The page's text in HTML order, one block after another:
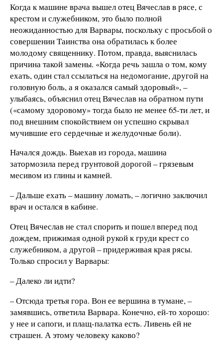
Когда к машине врача вышел отец Вячеслав в рясе, с
крестом и служебником, это было полной
неожиданностью для Варвары, поскольку с просьбой о
совершении Таинства она обратилась к более
молодому священнику. Потом, правда, выяснилась
причина такой замены. «Когда речь зашла о том, кому
ехать, один стал ссылаться на недомогание, другой на
головную боль, а я оказался самый здоровый», –
улыбаясь, объяснил отец Вячеслав на обратном пути
(«самому здоровому» тогда было не менее 65-ти лет, и
под внешним спокойствием он успешно скрывал
мучившие его сердечные и желудочные боли).
Начался дождь. Выехав из города, машина
затормозила перед грунтовой дорогой – грязевым
месивом из глины и камней.
– Дальше ехать – машину ломать, – логично заключил
врач и остался в кабине.
Отец Вячеслав не стал спорить и пошел вперед под
дождем, прижимая одной рукой к груди крест со
служебником, а другой – придерживая края рясы.
Только спросил у Варвары:
– Далеко ли идти?
– Отсюда третья гора. Вон ее вершина в тумане, –
замявшись, ответила Варвара. Конечно, ей-то хорошо:
у нее и сапоги, и плащ-палатка есть. Ливень ей не
страшен. А этому человеку каково?